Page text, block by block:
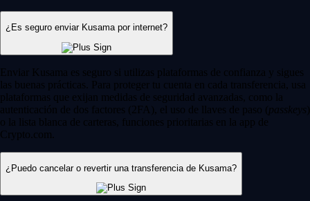
¿Es seguro enviar Kusama por internet?
Enviar Kusama es seguro si utilizas plataformas de confianza y sigues
las buenas prácticas. Para proteger tu cuenta en cada transferencia, usa
plataformas que exijan medidas de seguridad avanzadas, como la
autenticación de dos factores (2FA), el uso de llaves de paso (passkeys )
o la lista blanca de carteras, funciones prioritarias en la app de
Crypto.com.
¿Puedo cancelar o revertir una transferencia de Kusama?